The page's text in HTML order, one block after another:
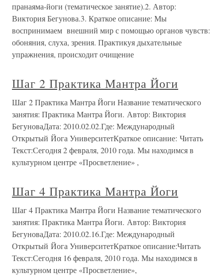
пранаяма-йоги (тематическое занятие).2. Автор:
Виктория Бегунова.3. Краткое описание: Мы
воспринимаем внешний мир с помощью органов чувств:
обоняния, слуха, зрения. Практикуя дыхательные
упражнения, происходит очищение
Шаг 2 Практика Мантра Йоги
Шаг 2 Практика Мантра Йоги Название тематического
занятия: Практика Мантра Йоги. Автор: Виктория
БегуноваДата: 2010.02.02.Где: Международный
Открытый Йога УниверситетКраткое описание: Читать
Текст:Сегодня 2 февраля, 2010 года. Мы находимся в
культурном центре «Просветление» ,
Шаг 4 Практика Мантра Йоги
Шаг 4 Практика Мантра Йоги Название тематического
занятия: Практика Мантра Йоги. Автор: Виктория
БегуноваДата: 2010.02.16.Где: Международный
Открытый Йога УниверситетКраткое описание:Читать
Текст:Сегодня 16 февраля, 2010 года. Мы находимся в
культурном центре «Просветление»,